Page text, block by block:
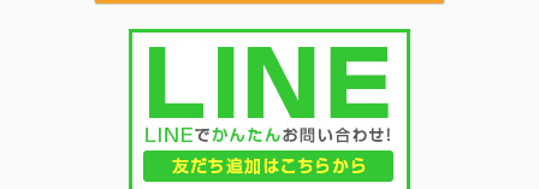
建物構造の基本から、耐震性と耐久性の
意味や違い、さらに構造ごとの特徴や確
認ポイントまでを分かりやすく整理しま
す。住宅を長く安心して持ち続けるため
の考え方を押さえておくことで、後悔の
少ない住まい選びにつなげることができ
のは簡単ではありません
では、代表的な建物構造
比較しながら、自分や家
イルに合うマイホームの
します。構造の違いを理